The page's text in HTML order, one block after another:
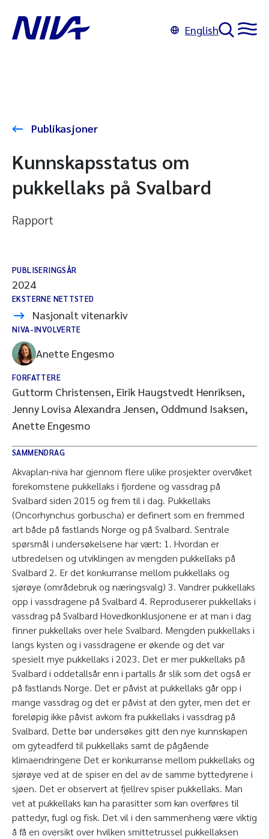
English
Publikasjoner
Kunnskapsstatus om
pukkellaks på Svalbard
Rapport
PUBLISERINGSÅR
2024
EKSTERNE NETTSTED
Nasjonalt vitenarkiv
NIVA-INVOLVERTE
Anette Engesmo
FORFATTERE
Guttorm Christensen, Eirik Haugstvedt Henriksen,
Jenny Lovisa Alexandra Jensen, Oddmund Isaksen,
Anette Engesmo
SAMMENDRAG
Akvaplan-niva har gjennom flere ulike prosjekter overvåket
forekomstene pukkellaks i fjordene og vassdrag på
Svalbard siden 2015 og frem til i dag. Pukkellaks
(Oncorhynchus gorbuscha) er definert som en fremmed
art både på fastlands Norge og på Svalbard. Sentrale
spørsmål i undersøkelsene har vært: 1. Hvordan er
utbredelsen og utviklingen av mengden pukkellaks på
Svalbard 2. Er det konkurranse mellom pukkellaks og
sjørøye (områdebruk og næringsvalg) 3. Vandrer pukkellaks
opp i vassdragene på Svalbard 4. Reproduserer pukkellaks i
vassdrag på Svalbard Hovedkonklusjonene er at man i dag
finner pukkellaks over hele Svalbard. Mengden pukkellaks i
langs kysten og i vassdragene er økende og det var
spesielt mye pukkellaks i 2023. Det er mer pukkellaks på
Svalbard i oddetallsår enn i partalls år slik som det også er
på fastlands Norge. Det er påvist at pukkellaks går opp i
mange vassdrag og det er påvist at den gyter, men det er
foreløpig ikke påvist avkom fra pukkellaks i vassdrag på
Svalbard. Dette bør undersøkes gitt den nye kunnskapen
om gyteadferd til pukkellaks samt de pågående
klimaendringene Det er konkurranse mellom pukkellaks og
sjørøye ved at de spiser en del av de samme byttedyrene i
sjøen. Det er observert at fjellrev spiser pukkellaks. Man
vet at pukkellaks kan ha parasitter som kan overføres til
pattedyr, fugl og fisk. Det vil i den sammenheng være viktig
å få en oversikt over hvilken smittetrussel pukkellaksen